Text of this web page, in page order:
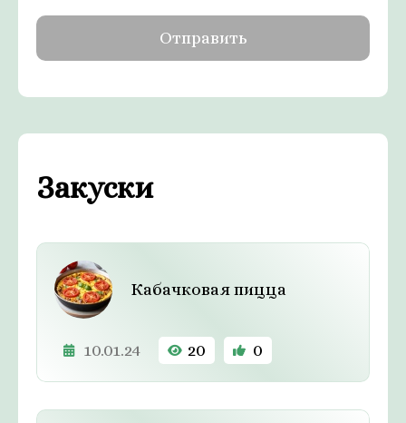
Закуски
Кабачковая пицца
10.01.24 20 0